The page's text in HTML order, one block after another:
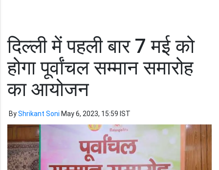
दिल्ली में पहली बार 7 मई को
होगा पूर्वांचल सम्मान समारोह
का आयोजन
ByShrikant Soni May 6, 2023, 15:59 IST